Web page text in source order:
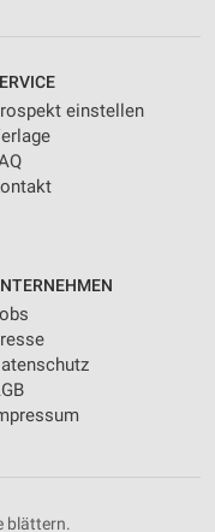
einstellen
blättern.